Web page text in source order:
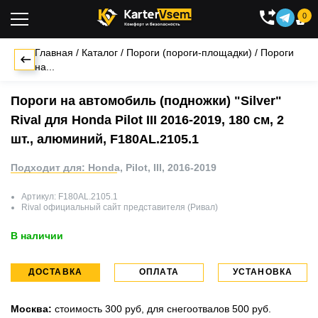

0
Главная / Каталог / Пороги (пороги-площадки) / Пороги
на...
Пороги на автомобиль (подножки) "Silver"
Rival для Honda Pilot III 2016-2019, 180 см, 2
шт., алюминий, F180AL.2105.1
Подходит для: Honda, Pilot, III, 2016-2019
Артикул: F180AL.2105.1
Rival официальный сайт представителя (Ривал)
В наличии
ДОСТАВКА ОПЛАТА УСТАНОВКА
Москва: стоимость 300 руб, для снегоотвалов 500 руб.